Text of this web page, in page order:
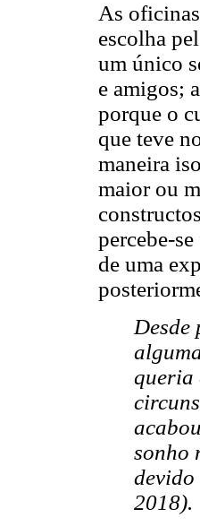
As
escolha
um único
e amigos;
porque o
que teve
maneira
maior ou
percebe-
de uma
Desde
queria
sonho
devido
2018).